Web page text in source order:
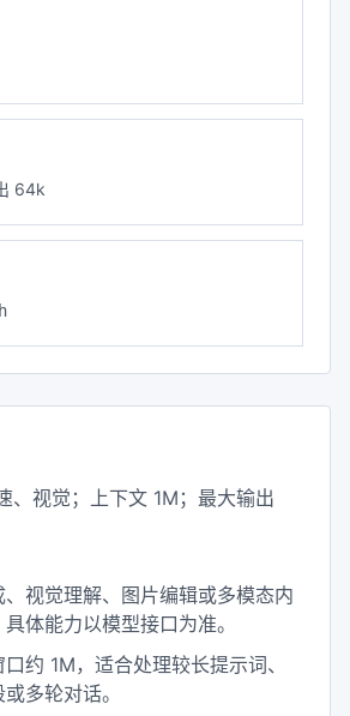
64k
、视觉；上下文 1M；最大输出
、视觉理解、图片编辑或多模态内
体能力以模型接口为准。
约 1M，适合处理较长提示词、
多轮对话。